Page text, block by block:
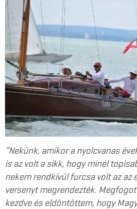
“Nekünk, amikor a nyolcvanas
is az volt a sikk, hogy minél
nekem rendkívül furcsa volt az az
versenyt megrendezték.
kezdve és eldöntöttem, hogy